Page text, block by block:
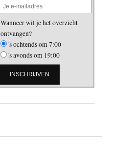
Wanneer wil je het overzicht
ontvangen?
's ochtends om 7:00
's avonds om 19:00